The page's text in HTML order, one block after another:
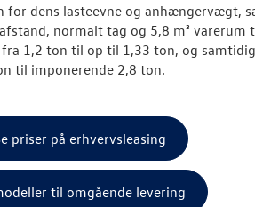
for dens lasteevne og anhængervægt,
normalt tag og 5,8 m³ varerum
fra 1,2 ton til op til 1,33 ton, og
til imponerende 2,8 ton.
priser på erhvervsleasing
til omgående levering